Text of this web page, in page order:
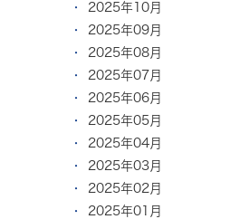
2025年10月
2025年09月
2025年08月
2025年07月
2025年06月
2025年05月
2025年04月
2025年03月
2025年02月
2025年01月